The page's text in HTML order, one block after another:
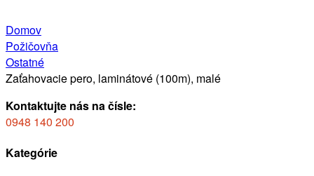
Domov
Požičovňa
Ostatné
Zaťahovacie pero, laminátové (100m), malé
Kontaktujte nás na čísle:
0948 140 200
Kategórie